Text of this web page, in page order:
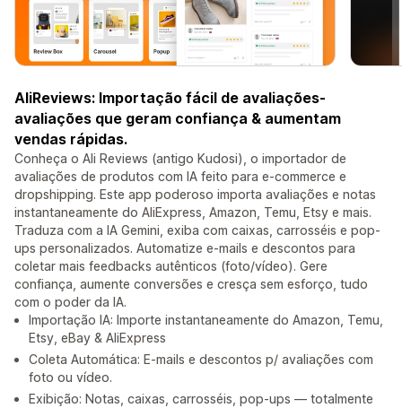
AliReviews: Importação fácil de avaliações-
avaliações que geram confiança & aumentam
vendas rápidas.
Conheça o Ali Reviews (antigo Kudosi), o importador de
avaliações de produtos com IA feito para e-commerce e
dropshipping. Este app poderoso importa avaliações e notas
instantaneamente do AliExpress, Amazon, Temu, Etsy e mais.
Traduza com a IA Gemini, exiba com caixas, carrosséis e pop-
ups personalizados. Automatize e-mails e descontos para
coletar mais feedbacks autênticos (foto/vídeo). Gere
confiança, aumente conversões e cresça sem esforço, tudo
com o poder da IA.
Importação IA: Importe instantaneamente do Amazon, Temu,
Etsy, eBay & AliExpress
Coleta Automática: E-mails e descontos p/ avaliações com
foto ou vídeo.
Exibição: Notas, caixas, carrosséis, pop-ups — totalmente